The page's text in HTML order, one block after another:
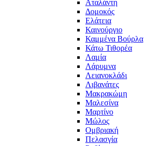
Αταλάντη
Δομοκός
Ελάτεια
Καινούργιο
Καμμένα Βούρλα
Κάτω Τιθορέα
Λαμία
Λάρυμνα
Λειανοκλάδι
Λιβανάτες
Μακρακώμη
Μαλεσίνα
Μαρτίνο
Μώλος
Ομβριακή
Πελασγία